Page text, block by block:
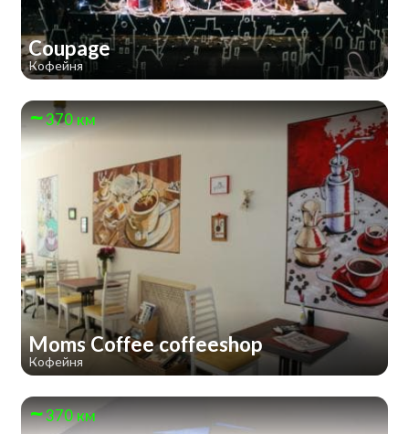
Coupage
Кофейня
370 км
Moms Coffee coffeeshop
Кофейня
370 км